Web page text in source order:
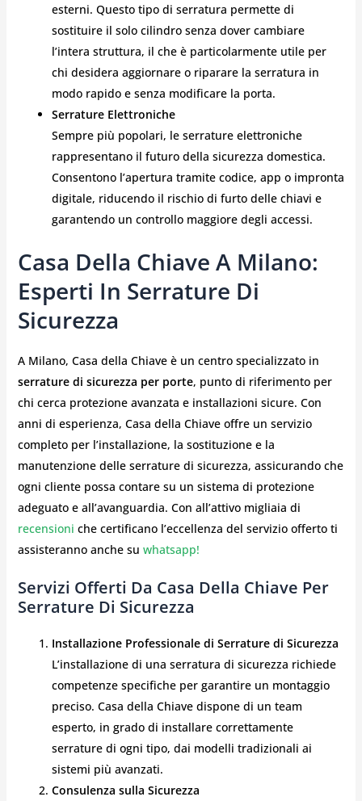
esterni. Questo tipo di serratura permette di
sostituire il solo cilindro senza dover cambiare
l’intera struttura, il che è particolarmente utile per
chi desidera aggiornare o riparare la serratura in
modo rapido e senza modificare la porta.
Serrature Elettroniche
Sempre più popolari, le serrature elettroniche
rappresentano il futuro della sicurezza domestica.
Consentono l’apertura tramite codice, app o impronta
digitale, riducendo il rischio di furto delle chiavi e
garantendo un controllo maggiore degli accessi.
Casa Della Chiave A Milano:
Esperti In Serrature Di
Sicurezza
A Milano, Casa della Chiave è un centro specializzato in
serrature di sicurezza per porte, punto di riferimento per
chi cerca protezione avanzata e installazioni sicure. Con
anni di esperienza, Casa della Chiave offre un servizio
completo per l’installazione, la sostituzione e la
manutenzione delle serrature di sicurezza, assicurando che
ogni cliente possa contare su un sistema di protezione
adeguato e all’avanguardia. Con all’attivo migliaia di
recensioni che certificano l’eccellenza del servizio offerto ti
assisteranno anche su whatsapp!
Servizi Offerti Da Casa Della Chiave Per
Serrature Di Sicurezza
Installazione Professionale di Serrature di Sicurezza
L’installazione di una serratura di sicurezza richiede
competenze specifiche per garantire un montaggio
preciso. Casa della Chiave dispone di un team
esperto, in grado di installare correttamente
serrature di ogni tipo, dai modelli tradizionali ai
sistemi più avanzati.
Consulenza sulla Sicurezza